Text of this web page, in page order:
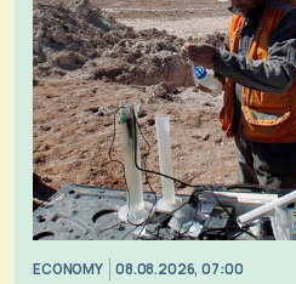
ECONOMY 08.08.2026, 07:00